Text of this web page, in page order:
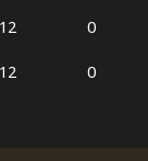
0
12
0
12